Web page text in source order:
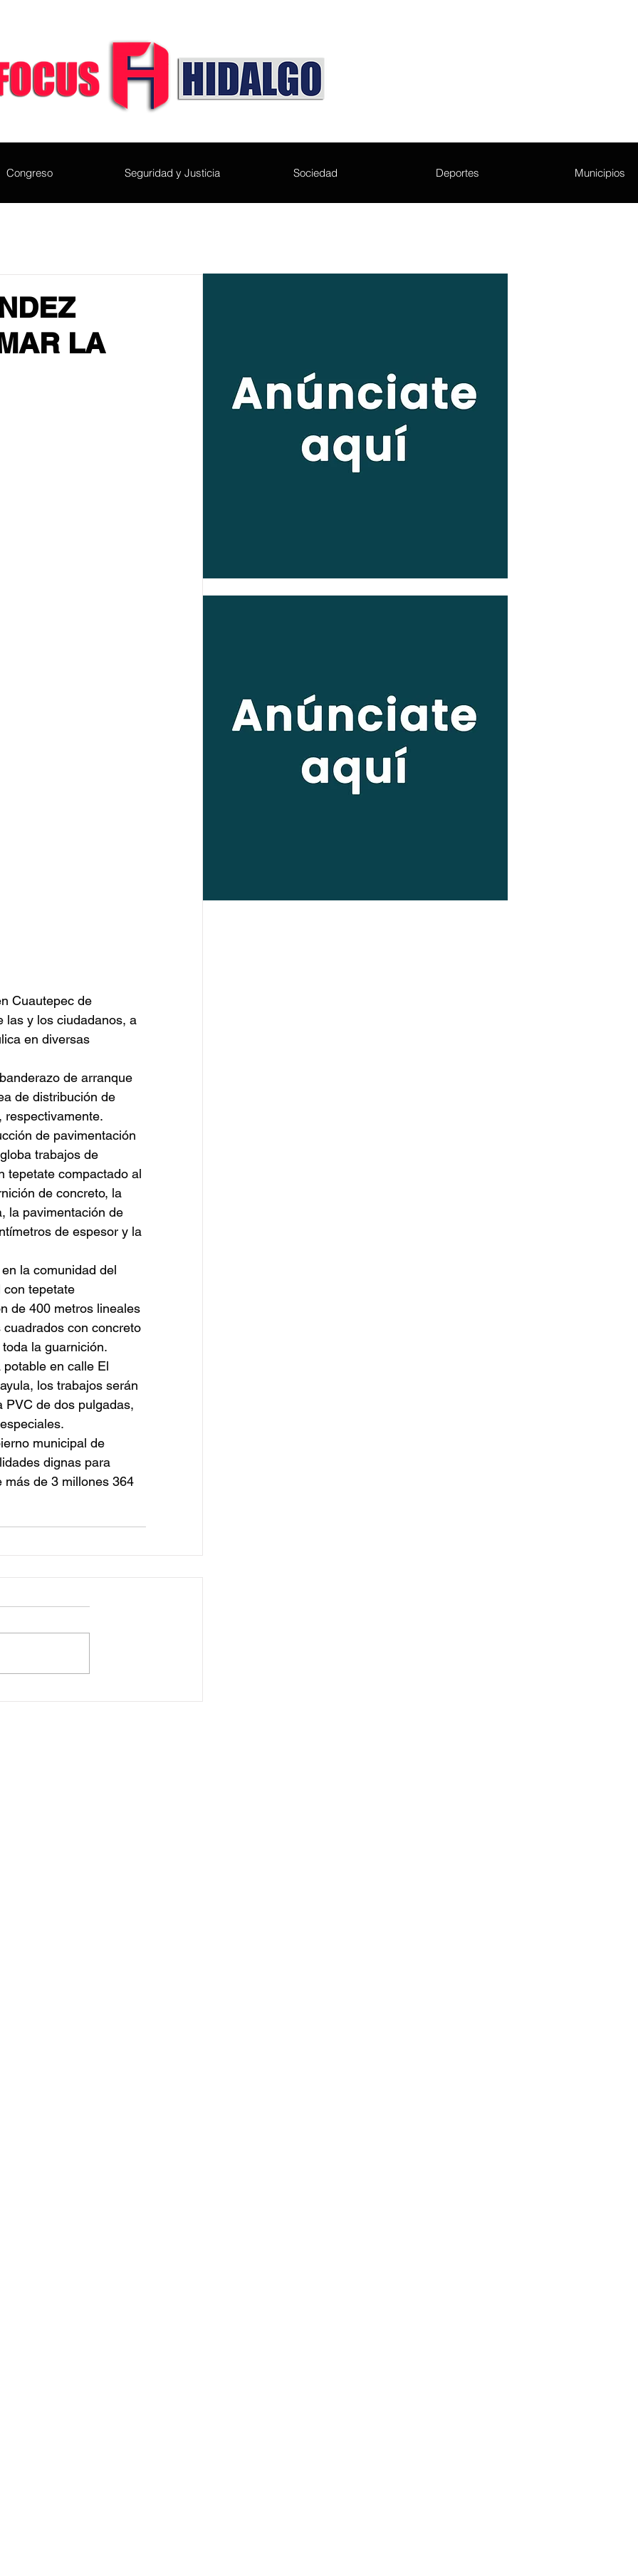
Congreso Seguridad y Justicia Sociedad Deportes Municipios
LA
Cuautepec de
las y los ciudadanos, a
en diversas
de arranque
de distribución de
respectivamente.
de pavimentación
trabajos de
tepetate compactado al
de concreto, la
la pavimentación de
de espesor y la
la comunidad del
con tepetate
de 400 metros lineales
con concreto
la guarnición.
en calle El
los trabajos serán
PVC de dos pulgadas,
municipal de
dignas para
más de 3 millones 364